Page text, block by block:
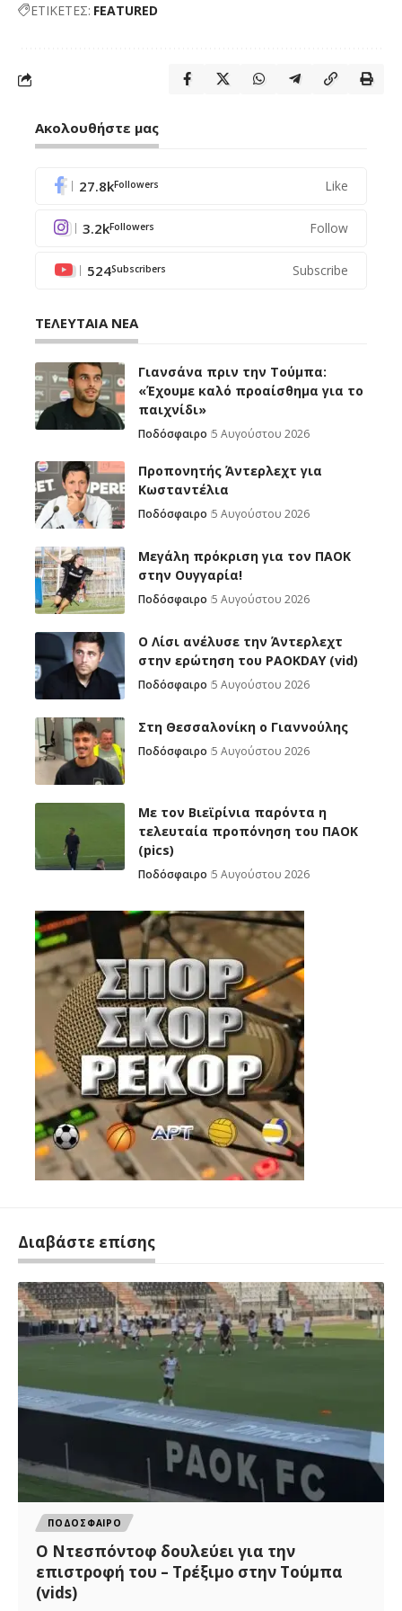
ΕΤΙΚΕΤΕΣ: FEATURED
Ακολουθήστε μας
27.8kFollowers Like
3.2kFollowers Follow
524Subscribers Subscribe
ΤΕΛΕΥΤΑΙΑ ΝΕΑ
Γιανσάνα πριν την Τούμπα:
«Έχουμε καλό προαίσθημα για το
παιχνίδι»
Ποδόσφαιρο 5 Αυγούστου 2026
Προπονητής Άντερλεχτ για
Κωσταντέλια
Ποδόσφαιρο 5 Αυγούστου 2026
Μεγάλη πρόκριση για τον ΠΑΟΚ
στην Ουγγαρία!
Ποδόσφαιρο 5 Αυγούστου 2026
Ο Λίσι ανέλυσε την Άντερλεχτ
στην ερώτηση του PAOKDAY (vid)
Ποδόσφαιρο 5 Αυγούστου 2026
Στη Θεσσαλονίκη ο Γιαννούλης
Ποδόσφαιρο 5 Αυγούστου 2026
Με τον Βιεϊρίνια παρόντα η
τελευταία προπόνηση του ΠΑΟΚ
(pics)
Ποδόσφαιρο 5 Αυγούστου 2026
Διαβάστε επίσης
ΠΟΔΟΣΦΑΙΡΟ
Ο Ντεσπόντοφ δουλεύει για την
επιστροφή του – Τρέξιμο στην Τούμπα
(vids)